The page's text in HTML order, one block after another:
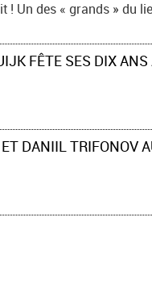
! Un des « grands » du